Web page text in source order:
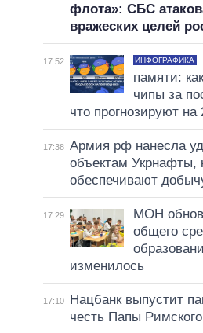
флота»: СБС
вражеских целей
17:52 ИНФОГРАФИКА
памяти:
чипы за
что прогнозируют на
17:38 Армия рф нанесла
объектам Укрнафты,
обеспечивают
17:29
МОН
общего
изменилось
17:10
Нацбанк выпустит
честь Папы